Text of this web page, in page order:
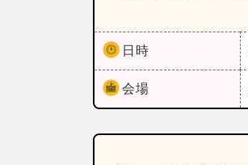
日時
会場